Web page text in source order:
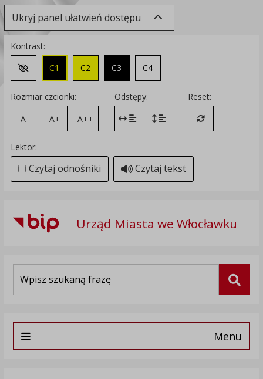
Ukryj panel ułatwień dostępu
Kontrast:
Zmień kontrast na domyślny
C1 C2 C3 C4
Rozmiar czcionki:
A
A+ A++
Odstępy:
Zmień odstęp między literami
Zmień interlinię i margines
Reset:
Przywróć
Lektor:
Czytaj odnośniki Czytaj tekst
Urząd Miasta we Włocławku
Menu